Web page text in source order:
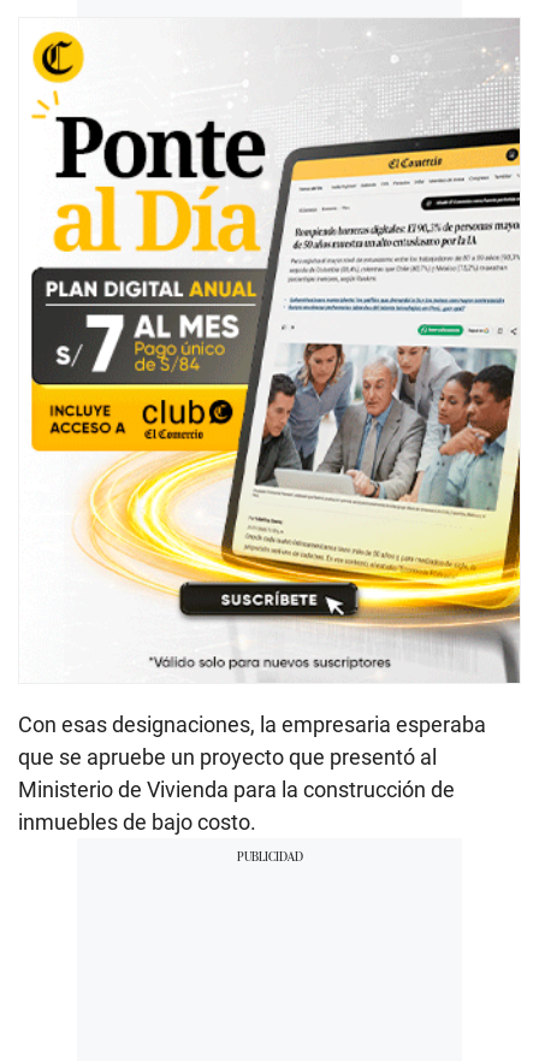
Con esas designaciones, la empresaria esperaba
que se apruebe un proyecto que presentó al
Ministerio de Vivienda para la construcción de
inmuebles de bajo costo.